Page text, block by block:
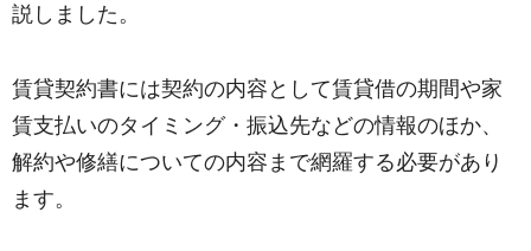
説しました。
賃貸契約書には契約の内容として賃貸借の期間や家
賃支払いのタイミング・振込先などの情報のほか、
解約や修繕についての内容まで網羅する必要があり
ます。